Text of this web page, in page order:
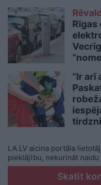
Rīgas
“Ir arī
LA.LV aicina portāla
pieklājību, nekurināt
Skatīt